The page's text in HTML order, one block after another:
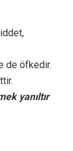
de öfkedir.
yanıltır